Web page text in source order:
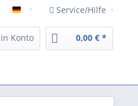
Deutsch Service/Hilfe
Konto 0,00 € *